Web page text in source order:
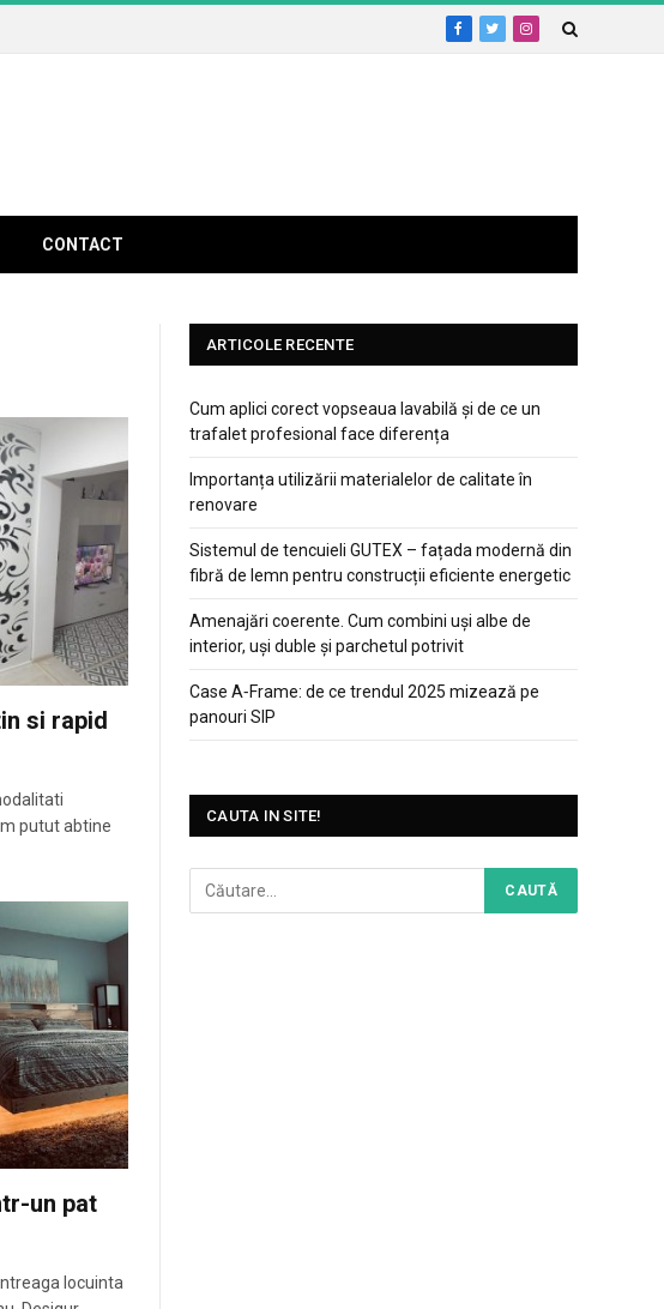
Facebook
TwitterInstagram
CONTACT
si rapid
putut abtine
un pat
locuinta
ARTICOLE RECENTE
Cum aplici corect vopseaua lavabilă și de ce un
trafalet profesional face diferența
Importanța utilizării materialelor de calitate în
renovare
Sistemul de tencuieli GUTEX – fațada modernă din
fibră de lemn pentru construcții eficiente energetic
Amenajări coerente. Cum combini uși albe de
interior, uși duble și parchetul potrivit
Case A‑Frame: de ce trendul 2025 mizează pe
panouri SIP
CAUTA IN SITE!